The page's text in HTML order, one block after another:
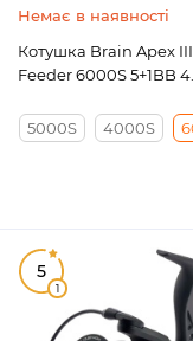
Немає в наявності
Котушка Brain Apex III
Feeder 6000S 5+1BB
5000S 4000S
5
1